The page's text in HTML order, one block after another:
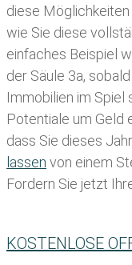
diese Möglichkeiten
wie Sie diese
einfaches Beispiel
der Säule 3a,
Immobilien im Spiel
Potentiale um Geld
dass Sie dieses
lassen von einem
Fordern Sie jetzt
KOSTENLOSE